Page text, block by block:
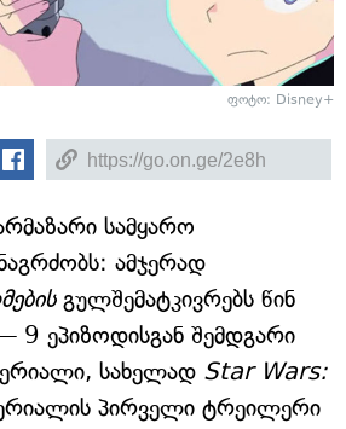
ფოტო: Disney+
სამყარო
ამჯერად
გულშემატკივრებს წინ
9 ეპიზოდისგან შემდგარი
სახელად Star Wars:
პირველი ტრეილერი